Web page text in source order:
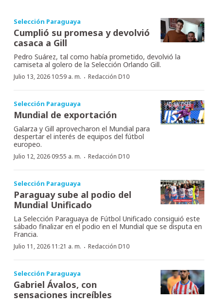
Selección Paraguaya
Cumplió su promesa y devolvió
casaca a Gill
Pedro Suárez, tal como había prometido, devolvió la
camiseta al golero de la Selección Orlando Gill.
Julio 13, 2026 10:59 a. m. · Redacción D10
Selección Paraguaya
Mundial de exportación
Galarza y Gill aprovecharon el Mundial para
despertar el interés de equipos del fútbol
europeo.
Julio 12, 2026 09:55 a. m. · Redacción D10
Selección Paraguaya
Paraguay sube al podio del
Mundial Unificado
La Selección Paraguaya de Fútbol Unificado consiguió este
sábado finalizar en el podio en el Mundial que se disputa en
Francia.
Julio 11, 2026 11:21 a. m. · Redacción D10
Selección Paraguaya
Gabriel Ávalos, con
sensaciones increíbles